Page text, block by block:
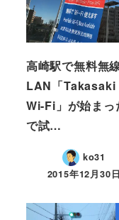
高崎駅で無料無
LAN「Takasaki
Wi-Fi」が始まっ
で試…
ko31
2015年12月30日